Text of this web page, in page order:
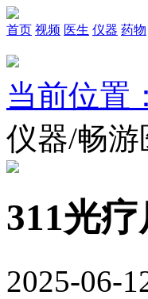
首页 视频 医生 仪器 药物
当前位置
仪器/畅
311光
2025-06-